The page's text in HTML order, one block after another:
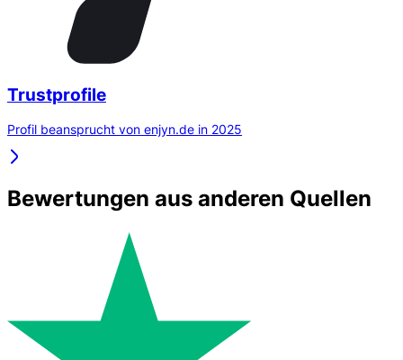
Trustprofile
Profil beansprucht von enjyn.de in 2025
Bewertungen aus anderen Quellen